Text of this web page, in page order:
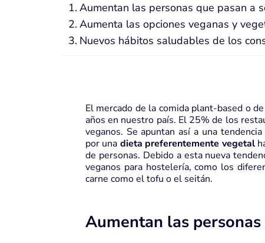
Aumentan las personas que pasan a
Aumenta las opciones veganas y
Nuevos hábitos saludables de los
El mercado de la comida plant-based o
años en nuestro país. El 25% de los
veganos. Se apuntan así a una
por una dieta preferentemente vegetal
de personas. Debido a esta nueva
veganos para hostelería, como los
carne como el tofu o el seitán.
Aumentan las